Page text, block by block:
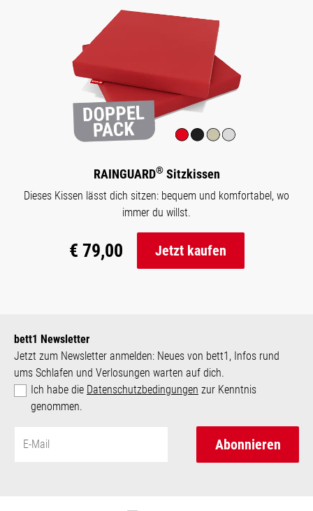
RAINGUARD®Sitzkissen
Dieses Kissen lässt dich sitzen: bequem und komfortabel, wo
immer du willst.
€ 79,00 Jetzt kaufen
bett1 Newsletter
Jetzt zum Newsletter anmelden: Neues von bett1, Infos rund
ums Schlafen und Verlosungen warten auf dich.
Ich habe die Datenschutzbedingungen zur Kenntnis
genommen.
Abonnieren